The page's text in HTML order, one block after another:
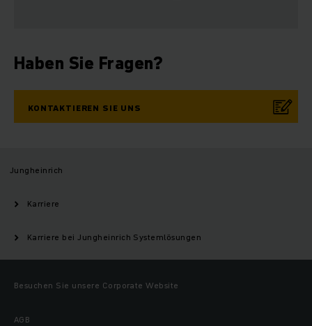
Haben Sie Fragen?
KONTAKTIEREN SIE UNS
Jungheinrich
Karriere
Karriere bei Jungheinrich Systemlösungen
Besuchen Sie unsere Corporate Website
AGB